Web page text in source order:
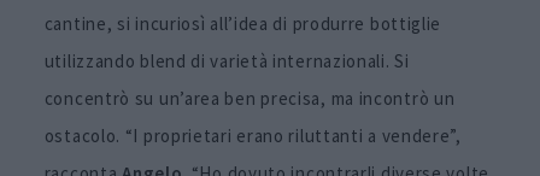
cantine, si incuriosì all’idea di produrre bottiglie
utilizzando blend di varietà internazionali. Si
concentrò su un’area ben precisa, ma incontrò un
ostacolo. “I proprietari erano riluttanti a vendere”,